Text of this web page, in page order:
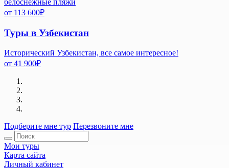
белоснежные пляжи
от 113 600₽
Туры в Узбекистан
Исторический Узбекистан, все самое интересное!
от 41 900₽
Подберите мне тур Перезвоните мне
Мои туры
Карта сайта
Личный кабинет